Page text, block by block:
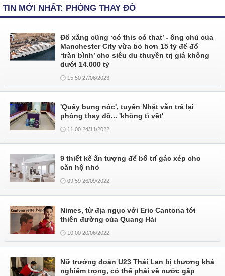
TIN MỚI NHẤT: PHÒNG THAY ĐỒ
Đổ xăng cũng ‘có this có that’ - ông chủ của
Manchester City vừa bỏ hơn 15 tỷ để đổ
‘tràn bình’ cho siêu du thuyền trị giá không
dưới 14.000 tỷ
15:50 27/06/2023
'Quẩy bung nóc', tuyển Nhật vẫn trả lại
phòng thay đồ... 'không tì vết'
11:00 24/11/2022
9 thiết kế ấn tượng để bố trí gác xép cho
căn hộ nhỏ
09:59 26/09/2022
Nimes, từ địa ngục với Eric Cantona tới
thiên đường của Quang Hải
10:00 20/06/2022
Nữ trưởng đoàn U23 Thái Lan bị thương khá
nghiêm trọng, có thể phải về nước gấp